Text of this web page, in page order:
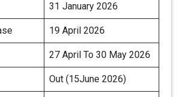
31 January 2026
19 April 2026
27 April To 30 May 2026
Out (15June 2026)